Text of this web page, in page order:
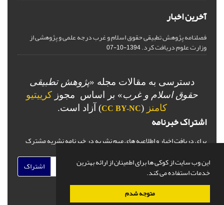
این وب سایت از کوکی ها برای اطمینان از ارائه بهترین
خدمات استفاده می کند.
متوجه شدم
آخرین اخبار
فصلنامه پژوهش تطبیقی حقوق اسلام و غرب درجه علمی و پژوهشی از
وزارت علوم دریافت کرد.1394-10-07
دسترسی به مقالات مجله «پژوهش تطبیقی
حقوق اسلام و غرب» بر اساس مجوز کرییتیو
کامنز (
CC BY-NC) آزاد است.
اشتراک خبرنامه
برای دریافت اخبار و اطلاعیه های مهم نشریه در خبرنامه نشریه مشترک
اشتراک